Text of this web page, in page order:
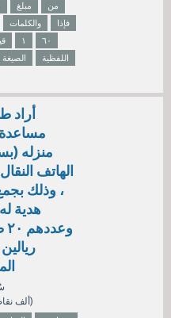
مبلغ
من
والكلمات
فإذا
۱
٦٠
الصيغة
اللفظية
أراد
منزله
الهاتف
، وذلك
هدية
202ألف نقاط)